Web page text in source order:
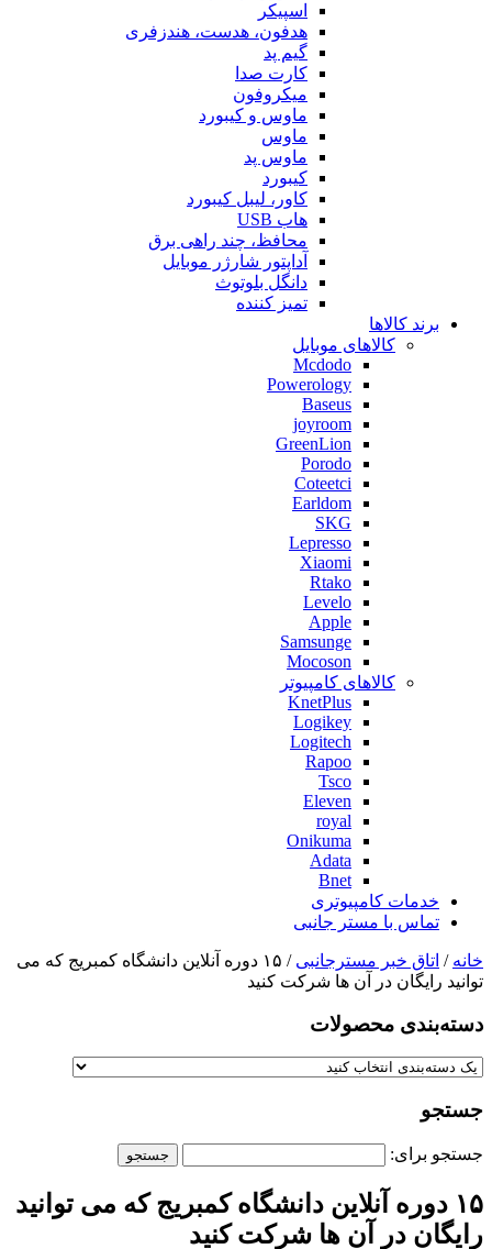
اسپیکر
هدفون، هدست، هندزفری
گیم پد
کارت صدا
میکروفون
ماوس و کیبورد
ماوس
ماوس پد
کیبورد
کاور، لیبل کیبورد
هاب USB
محافظ، چند راهی برق
آداپتور شارژر موبایل
دانگل بلوتوث
تمیز کننده
برند کالاها
کالاهای موبایل
Mcdodo
Powerology
Baseus
joyroom
GreenLion
Porodo
Coteetci
Earldom
SKG
Lepresso
Xiaomi
Rtako
Levelo
Apple
Samsunge
Mocoson
کالاهای کامپیوتر
KnetPlus
Logikey
Logitech
Rapoo
Tsco
Eleven
royal
Onikuma
Adata
Bnet
خدمات کامپیوتری
تماس با مستر جانبی
خانه / اتاق خبر مسترجانبی
/ ۱۵ دوره آنلاین دانشگاه کمبریج که می
توانید رایگان در آن ها شرکت کنید
دسته‌بندی‌ محصولات
جستجو
جستجو برای:
۱۵ دوره آنلاین دانشگاه کمبریج که می توانید
رایگان در آن ها شرکت کنید